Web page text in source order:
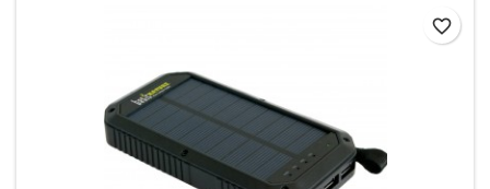
favorite_border